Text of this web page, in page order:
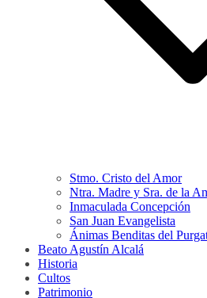
Stmo. Cristo del Amor
Ntra. Madre y Sra. de la
Inmaculada Concepción
San Juan Evangelista
Ánimas Benditas del
Beato Agustín Alcalá
Historia
Cultos
Patrimonio